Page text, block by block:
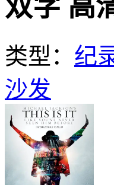
双字 高
类型： 纪
沙发